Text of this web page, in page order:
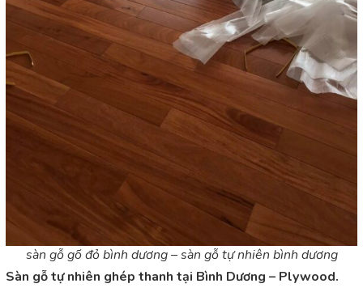
sàn gỗ gõ đỏ bình dương – sàn gỗ tự nhiên bình dương
Sàn gỗ tự nhiên ghép thanh tại Bình Dương – Plywood.